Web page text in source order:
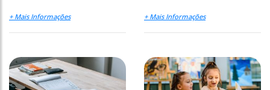
+ Mais Informações + Mais Informações